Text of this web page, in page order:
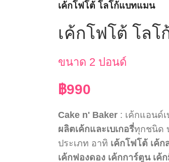
เค้กโฟโต้ โลโก้แบทแมน
เค้กโฟโต้ โล
ขนาด 2 ปอนด์
฿990
Cake n' Baker : เค้กแอนด์เ
ผลิตเค้กและเบเกอรี่ทุกชนิด
ประเภท อาทิ เค้กโฟโต้ เค้ก
เค้กฟองดอง เค้กการ์ตูน เค้